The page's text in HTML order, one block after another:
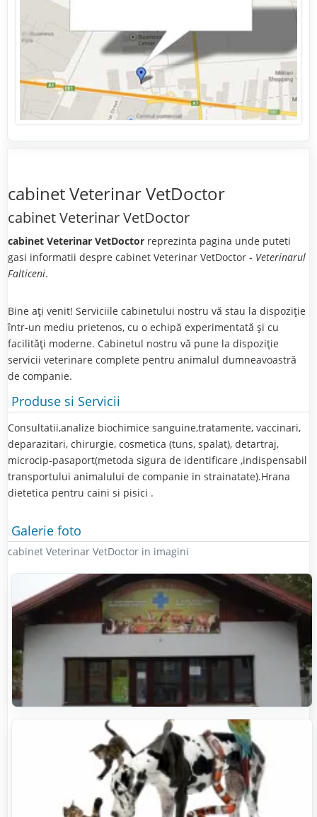
cabinet Veterinar VetDoctor
cabinet Veterinar VetDoctor
cabinet Veterinar VetDoctor reprezinta pagina unde puteti
gasi informatii despre cabinet Veterinar VetDoctor - Veterinarul
Falticeni.
Bine aţi venit! Serviciile cabinetului nostru vă stau la dispoziţie
într-un mediu prietenos, cu o echipă experimentată şi cu
facilităţi moderne. Cabinetul nostru vă pune la dispoziţie
servicii veterinare complete pentru animalul dumneavoastră
de companie.
Produse si Servicii
Consultatii,analize biochimice sanguine,tratamente, vaccinari,
deparazitari, chirurgie, cosmetica (tuns, spalat), detartraj,
microcip-pasaport(metoda sigura de identificare ,indispensabil
transportului animalului de companie in strainatate).Hrana
dietetica pentru caini si pisici .
Galerie foto
cabinet Veterinar VetDoctor in imagini